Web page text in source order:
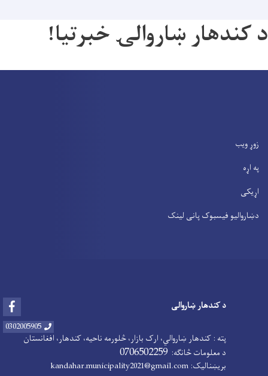
د کندهار ښاروالۍ خبرتیا!
زوړ ویب
په اړه
اړیکی
دښاروالیو فیسبوک پانی لینک
د کندهار ښاروالی
0302005905
پته : کندهار ښاروالي، ارک بازار، څلورمه ناحیه، کندهار، افغانستان
د معلومات څانګه: 0706502259
بریښنالیک: kandahar.municipality2021@gmail.com